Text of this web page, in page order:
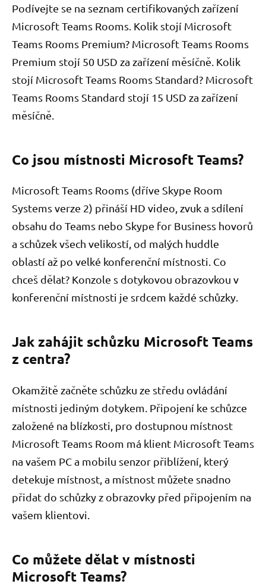
Podívejte se na seznam certifikovaných zařízení
Microsoft Teams Rooms. Kolik stojí Microsoft
Teams Rooms Premium? Microsoft Teams Rooms
Premium stojí 50 USD za zařízení měsíčně. Kolik
stojí Microsoft Teams Rooms Standard? Microsoft
Teams Rooms Standard stojí 15 USD za zařízení
měsíčně.
Co jsou místnosti Microsoft Teams?
Microsoft Teams Rooms (dříve Skype Room
Systems verze 2) přináší HD video, zvuk a sdílení
obsahu do Teams nebo Skype for Business hovorů
a schůzek všech velikostí, od malých huddle
oblastí až po velké konferenční místnosti. Co
chceš dělat? Konzole s dotykovou obrazovkou v
konferenční místnosti je srdcem každé schůzky.
Jak zahájit schůzku Microsoft Teams
z centra?
Okamžitě začněte schůzku ze středu ovládání
místnosti jediným dotykem. Připojení ke schůzce
založené na blízkosti, pro dostupnou místnost
Microsoft Teams Room má klient Microsoft Teams
na vašem PC a mobilu senzor přiblížení, který
detekuje místnost, a místnost můžete snadno
přidat do schůzky z obrazovky před připojením na
vašem klientovi.
Co můžete dělat v místnosti
Microsoft Teams?